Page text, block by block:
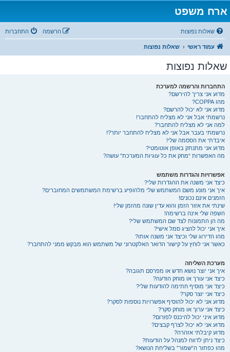
ארח משפט
שאלות נפוצות התחברות הרשמה
עמוד ראשי שאלות נפוצות
שאלות נפוצות
התחברות והרשמה למערכת
מדוע אני צריך להירשם?
מהו COPPA?
מדוע אני לא יכול להרשם?
נרשמתי אבל אני לא מצליח להתחבר!
למה אני לא מצליח להתחבר?
נרשמתי בעבר אבל אני לא מצליח להתחבר יותר?!
איבדתי את הססמה שלי!
מדוע אני מתנתק באופן אוטומטי?
מה האפשרות “מחק את כל עוגיות המערכת” עושה?
אפשרויות והגדרות משתמש
כיצד אני משנה את ההגדרות שלי?
איך אני מונע משם המשתמש שלי מלהופיע ברשימת המשתמשים המחוברים?
הזמנים אינם נכונים!
שינתי את אזור הזמן והוא עדין שונה מהזמן שלי!
השפה שלי אינה ברשימה!
מה הן התמונות לצד שם המשתמש שלי?
איך אני יכול להציג סמל אישי?
מהו הדירוג שלי וכיצד אני משנה אותו?
כאשר אני לוחץ על קישור הדואר האלקטרוני של משתמש הוא מבקש ממני להתחבר?
מערכת השליחה
איך אני יוצר נושא חדש או מפרסם תגובה?
כיצד אני עורך או מוחק הודעה?
כיצד אני מוסיף חתימה להודעות שלי?
כיצד אני יוצר סקר?
מדוע אני לא יכול להוסיף אפשרויות נוספות לסקר?
כיצד אני ערוך או מוחק סקר?
מדוע איני יכול להיכנס לפורום?
מדוע אני לא יכול לצרף קבצים?
מדוע קיבלתי אזהרה?
כיצד ניתן לדווח למנהל על הודעות?
מהו כפתור ה“שמור” בשליחת הנושא?